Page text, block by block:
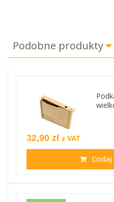
Podobne produkty
32,90 zł z VAT
Dodaj